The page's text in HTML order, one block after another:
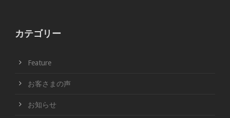
カテゴリー
Feature
お客さまの声
お知らせ